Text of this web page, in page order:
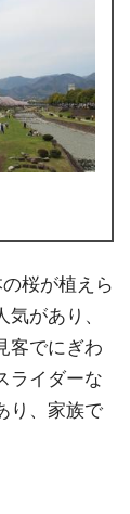
桜が植えら
があり、
客でにぎわ
ライダーな
り、家族で